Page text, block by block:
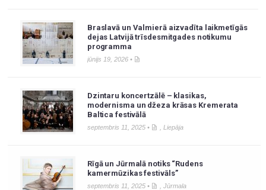
Braslavā un Valmierā aizvadīta laikmetīgās
dejas Latvijā trīsdesmitgades notikumu
programma
jūnijs 19, 2026 •
Dzintaru koncertzālē – klasikas,
modernisma un džeza krāsas Kremerata
Baltica festivālā
septembris 11, 2025 • Liepāja
Rīgā un Jūrmalā notiks “Rudens
kamermūzikas festivāls”
septembris 11, 2025 • Jūrmala